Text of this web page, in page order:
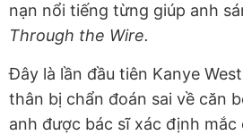
nạn nổi tiếng từng giúp anh
Through the Wire.
Đây là lần đầu tiên Kanye
thân bị chẩn đoán sai về căn
anh được bác sĩ xác định mắc